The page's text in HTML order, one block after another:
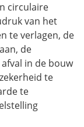
circulaire
van het
te verlagen, de
de
in de bouw
te
te